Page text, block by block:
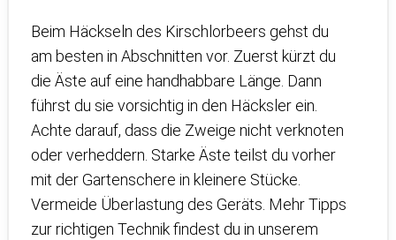
Beim Häckseln des Kirschlorbeers gehst du
am besten in Abschnitten vor. Zuerst kürzt du
die Äste auf eine handhabbare Länge. Dann
führst du sie vorsichtig in den Häcksler ein.
Achte darauf, dass die Zweige nicht verknoten
oder verheddern. Starke Äste teilst du vorher
mit der Gartenschere in kleinere Stücke.
Vermeide Überlastung des Geräts. Mehr Tipps
zur richtigen Technik findest du in unserem